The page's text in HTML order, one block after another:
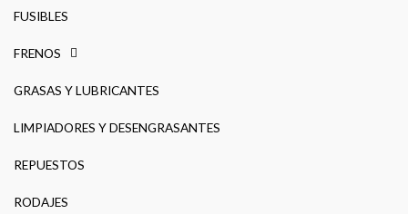
FUSIBLES
FRENOS
GRASAS Y LUBRICANTES
LIMPIADORES Y DESENGRASANTES
REPUESTOS
RODAJES